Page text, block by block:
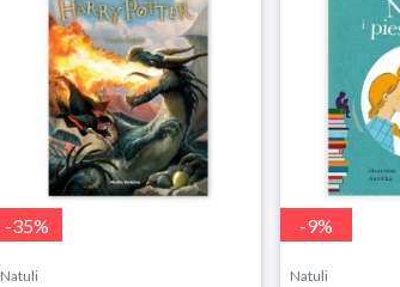
-35%
Natuli
-9%
Natuli